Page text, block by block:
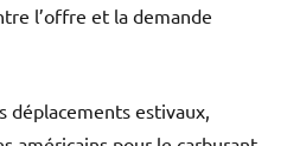
l’offre et la demande
déplacements estivaux,